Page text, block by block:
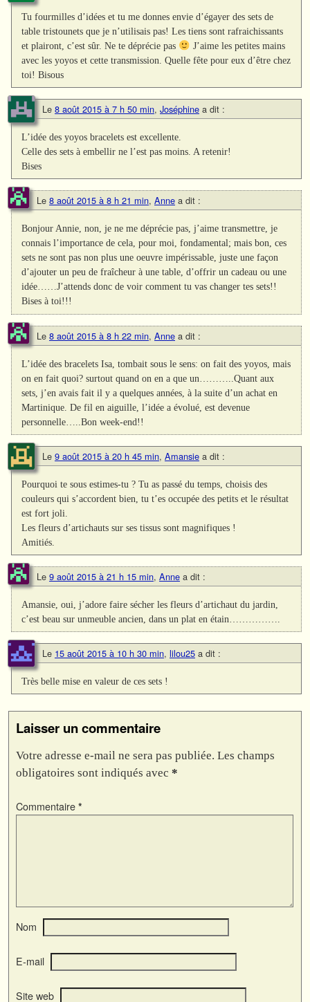
Tu fourmilles d’idées et tu me donnes envie d’égayer des sets de
table tristounets que je n’utilisais pas! Les tiens sont rafraichissants
et plairont, c’est sûr. Ne te déprécie pas
J’aime les petites mains
avec les yoyos et cette transmission. Quelle fête pour eux d’être chez
toi! Bisous
Le 8 août 2015 à 7 h 50 min, Joséphine a dit :
L’idée des yoyos bracelets est excellente.
Celle des sets à embellir ne l’est pas moins. A retenir!
Bises
Le 8 août 2015 à 8 h 21 min, Anne a dit :
Bonjour Annie, non, je ne me déprécie pas, j’aime transmettre, je
connais l’importance de cela, pour moi, fondamental; mais bon, ces
sets ne sont pas non plus une oeuvre impérissable, juste une façon
d’ajouter un peu de fraîcheur à une table, d’offrir un cadeau ou une
idée……J’attends donc de voir comment tu vas changer tes sets!!
Bises à toi!!!
Le 8 août 2015 à 8 h 22 min, Anne a dit :
L’idée des bracelets Isa, tombait sous le sens: on fait des yoyos, mais
on en fait quoi? surtout quand on en a que un………..Quant aux
sets, j’en avais fait il y a quelques années, à la suite d’un achat en
Martinique. De fil en aiguille, l’idée a évolué, est devenue
personnelle…..Bon week-end!!
Le 9 août 2015 à 20 h 45 min, Amansie a dit :
Pourquoi te sous estimes-tu ? Tu as passé du temps, choisis des
couleurs qui s’accordent bien, tu t’es occupée des petits et le résultat
est fort joli.
Les fleurs d’artichauts sur ses tissus sont magnifiques !
Amitiés.
Le 9 août 2015 à 21 h 15 min, Anne a dit :
Amansie, oui, j’adore faire sécher les fleurs d’artichaut du jardin,
c’est beau sur unmeuble ancien, dans un plat en étain…………….
Le 15 août 2015 à 10 h 30 min, lilou25 a dit :
Très belle mise en valeur de ces sets !
Laisser un commentaire
Votre adresse e-mail ne sera pas publiée. Les champs
obligatoires sont indiqués avec *
Commentaire *
Nom
E-mail
Site web